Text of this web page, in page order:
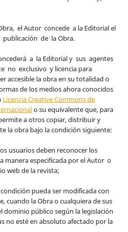
el Autor concede a la Editorial el
de la Obra.
a la Editorial y sus agentes
no exclusivo y licencia para
accesible la obra en su totalidad o
de los medios ahora conocidos
Licencia Creative Commons de
o su equivalente que, para
a otros copiar, distribuir y
la obra bajo la condición siguiente:
usuarios deben reconocer los
manera especificada por el Autor o
web de la revista;
pueda ser modificada con
cuando la Obra o cualquiera de sus
dominio público según la legislación
no esté en absoluto afectado por la